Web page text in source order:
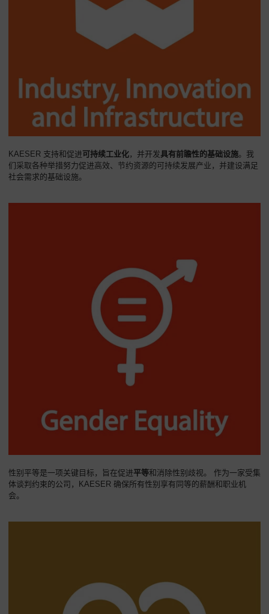
KAESER 支持和促进可持续工业化，并开发具有前瞻性的基础设施。我
们采取各种举措努力促进高效、节约资源的可持续发展产业，并建设满足
社会需求的基础设施。
性别平等是一项关键目标，旨在促进平等和消除性别歧视。 作为一家受集
体谈判约束的公司，KAESER 确保所有性别享有同等的薪酬和职业机
会。